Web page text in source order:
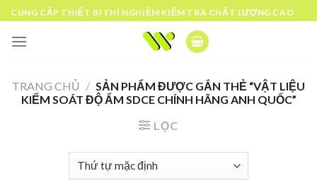
Skip
to
content
CUNG CẤP THIẾT BỊ THÍ NGHIỆM KIỂM TRA CHẤT LƯỢNG CAO
TRANG CHỦ / SẢN PHẨM ĐƯỢC GẮN THẺ “VẬT LIỆU
KIỂM SOÁT ĐỘ ẨM SDCE CHÍNH HÃNG ANH QUỐC”
LỌC